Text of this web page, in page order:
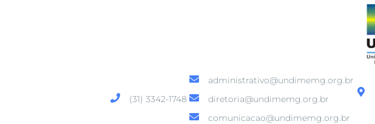
(31) 3342-1748
administrativo@undimemg.org.br
diretoria@undimemg.org.br
comunicacao@undimemg.org.br